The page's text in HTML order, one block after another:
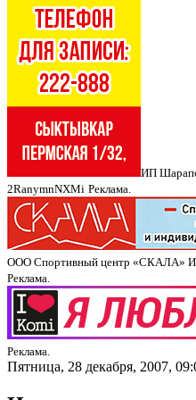
ИП
2RanymnNXMi Реклама.
ООО Спортивный центр «СКАЛА»
Реклама.
Реклама.
Пятница, 28 декабря, 2007,